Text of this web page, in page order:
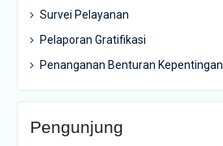
Survei Pelayanan
Pelaporan Gratifikasi
Penanganan Benturan Kepentingan
Pengunjung